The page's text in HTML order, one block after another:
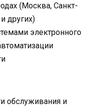
(Москва, Санкт-
других)
электронного
обслуживания и